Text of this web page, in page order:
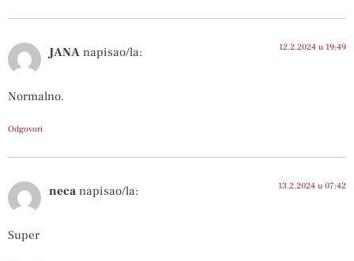
JANA napisao/la: 12.2.2024 u 19:49
Normalno.
Odgovori
neca napisao/la: 13.2.2024 u 07:42
Super